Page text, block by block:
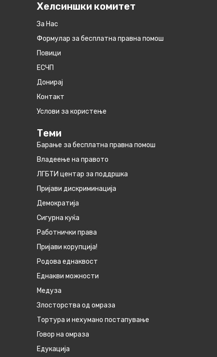
Хелсиншки комитет
За Нас
Формулар за бесплатна правна помош
Повици
ЕСЧП
Донирај
Контакт
Услови за користење
Теми
Барање за бесплатна правна помош
Владеење на правото
ЛГБТИ центар за поддршка
Пријави дискриминација
Демократија
Сигурна куќа
Работнички права
Пријави корупција!
Родова еднаквост
Eднакви можности
Медуза
Злосторства од омраза
Тортура и нехумано постапување
Говор на омраза
Едукација